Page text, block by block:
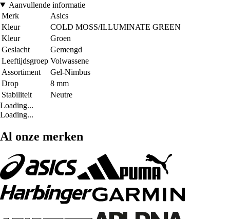
Aanvullende informatie
Merk
Asics
Kleur
COLD MOSS/ILLUMINATE GREEN
Kleur
Groen
Geslacht
Gemengd
Leeftijdsgroep Volwassene
Assortiment
Gel-Nimbus
Drop
8 mm
Stabiliteit
Neutre
Loading...
Loading...
Al onze merken